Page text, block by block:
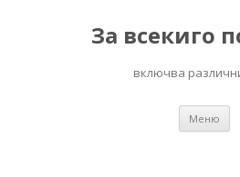
За всекиго
включва
Меню